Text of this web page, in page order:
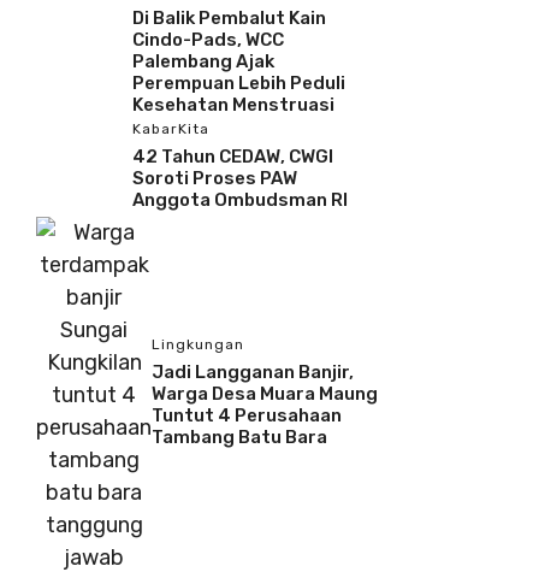
Di Balik Pembalut Kain
Cindo-Pads, WCC
Palembang Ajak
Perempuan Lebih Peduli
Kesehatan Menstruasi
KabarKita
42 Tahun CEDAW, CWGI
Soroti Proses PAW
Anggota Ombudsman RI
Lingkungan
Jadi Langganan Banjir,
Warga Desa Muara Maung
Tuntut 4 Perusahaan
Tambang Batu Bara